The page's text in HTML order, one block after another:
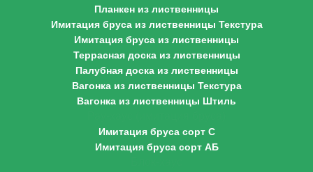
Планкен из лиственницы
Имитация бруса из лиственницы Текстура
Имитация бруса из лиственницы
Террасная доска из лиственницы
Палубная доска из лиственницы
Вагонка из лиственницы Текстура
Вагонка из лиственницы Штиль
Имитация бруса сорт С
Имитация бруса сорт АБ